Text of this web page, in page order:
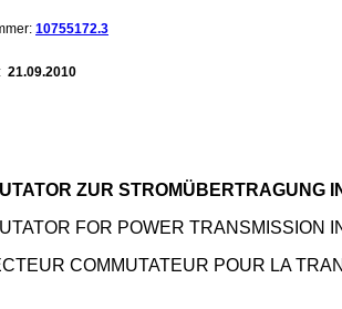
10755172.3
21.09.2010
ZUR STROMÜBERTRAGUNG
FOR POWER TRANSMISSION
COMMUTATEUR POUR LA